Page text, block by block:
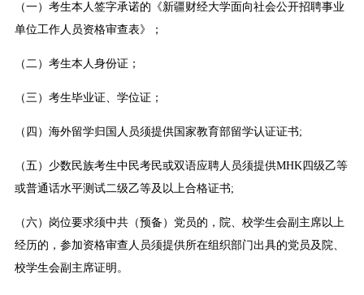
（一）考生本人签字承诺的《新疆财经大学面向社会公开招聘事业
单位工作人员资格审查表》；
（二）考生本人身份证；
（三）考生毕业证、学位证；
（四）海外留学归国人员须提供国家教育部留学认证证书;
（五）少数民族考生中民考民或双语应聘人员须提供MHK四级乙等
或普通话水平测试二级乙等及以上合格证书;
（六）岗位要求须中共（预备）党员的，院、校学生会副主席以上
经历的，参加资格审查人员须提供所在组织部门出具的党员及院、
校学生会副主席证明。